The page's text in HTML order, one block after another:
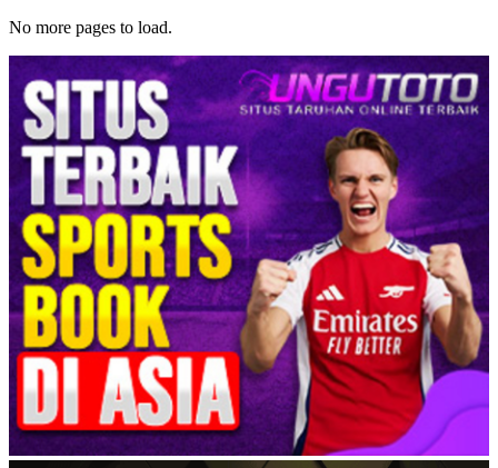
No more pages to load.